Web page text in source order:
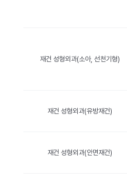
재건 성형외과(소아, 선천기형)
재건 성형외과(유방재건)
재건 성형외과(안면재건)